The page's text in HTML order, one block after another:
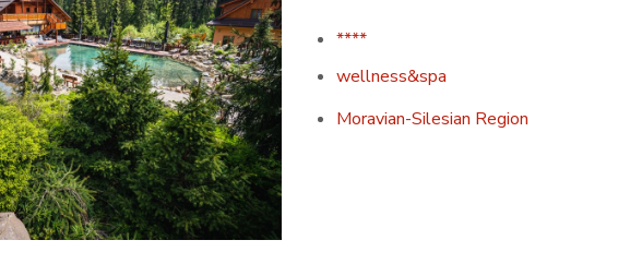
****
wellness&spa
Moravian-Silesian Region